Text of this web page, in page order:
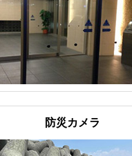
防災カメラ